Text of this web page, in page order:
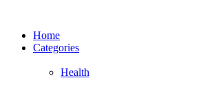
Home
Categories
Health